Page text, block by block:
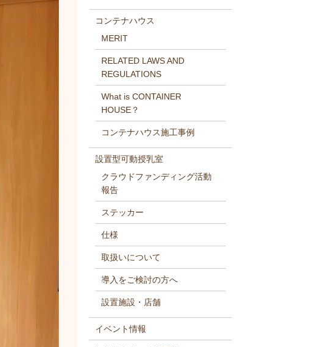
コンテナハウス
MERIT
RELATED LAWS AND
REGULATIONS
What is CONTAINER
HOUSE？
コンテナハウス施工事例
設置型可動授乳室
クラウドファンディング活動
報告
ステッカー
仕様
取扱いについて
導入をご検討の方へ
設置施設・店舗
イベント情報